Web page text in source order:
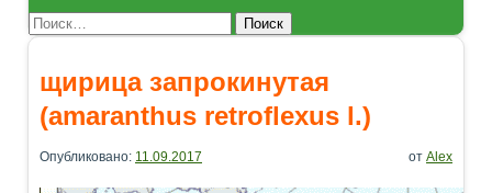
Поиск
щирица запрокинутая
(amaranthus retroflexus l.)
Опубликовано: 11.09.2017 от Alex